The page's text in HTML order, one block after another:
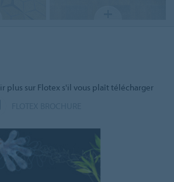
plus sur Flotex s'il vous plaît télécharger